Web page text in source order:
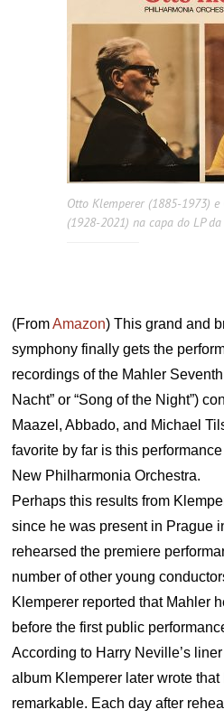
Otto Klemperer (1885-1973)
(1928-2021) na capa do LP
(FromAmazon) This grand and
symphony finally gets the
recordings of the Mahler
Nacht” or “Song of the Night”)
Maazel, Abbado, and Michael
favorite by far is this
New Philharmonia Orchestra.
Perhaps this results from
since he was present in Prague
rehearsed the premiere
number of other young
Klemperer reported that Mahler
before the first public
According to Harry Neville’s
album Klemperer later wrote that
remarkable. Each day after